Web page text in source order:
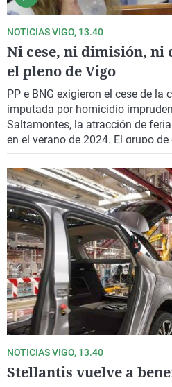
NOTICIAS VIGO, 13.40
Ni cese, ni dimisión, ni
el pleno de Vigo
PP e BNG exigieron el cese de la
imputada por homicidio
Saltamontes, la atracción de
en el verano de 2024. El grupo
concejala y descalificó a los
NOTICIAS VIGO, 13.40
Stellantis vuelve a